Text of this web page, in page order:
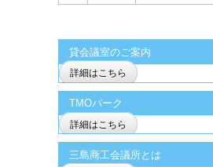
貸会議室のご案内
詳細はこちら
TMOパーク
詳細はこちら
三島商工会議所とは